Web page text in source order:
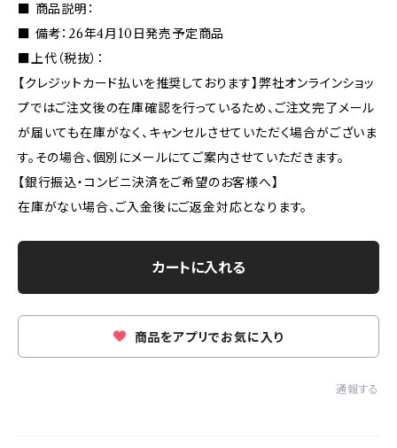
■ 商品説明：
■ 備考：26年4月10日発売予定商品
■上代（税抜）：
【クレジットカード払いを推奨しております】弊社オンラインショッ
プではご注文後の在庫確認を行っているため、ご注文完了メール
が届いても在庫がなく、キャンセルさせていただく場合がございま
す。その場合、個別にメールにてご案内させていただきます。
【銀行振込・コンビニ決済をご希望のお客様へ】
在庫がない場合、ご入金後にご返金対応となります。
カートに入れる
商品をアプリでお気に入り
通報する